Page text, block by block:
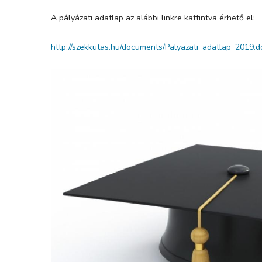
A pályázati adatlap az alábbi linkre kattintva érhető el:
http://szekkutas.hu/documents/